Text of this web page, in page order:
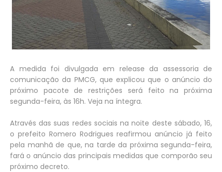
A medida foi divulgada em release da assessoria de
comunicação da PMCG, que explicou que o anúncio do
próximo pacote de restrições será feito na próxima
segunda-feira, às 16h. Veja na íntegra.
Através das suas redes sociais na noite deste sábado, 16,
o prefeito Romero Rodrigues reafirmou anúncio já feito
pela manhã de que, na tarde da próxima segunda-feira,
fará o anúncio das principais medidas que comporão seu
próximo decreto.